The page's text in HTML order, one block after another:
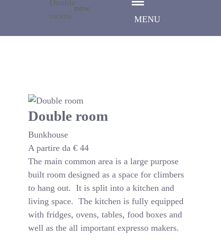
MENU
now
Double room
Bunkhouse
A partire da € 44
The main common area is a large purpose
built room designed as a space for climbers
to hang out. It is split into a kitchen and
living space. The kitchen is fully equipped
with fridges, ovens, tables, food boxes and
well as the all important expresso makers.